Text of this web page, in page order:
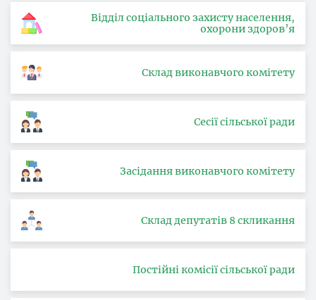
Відділ соціального захисту населення,
охорони здоров’я
Склад виконавчого комітету
Сесії сільської ради
Засідання виконавчого комітету
Склад депутатів 8 скликання
Постійні комісії сільської ради